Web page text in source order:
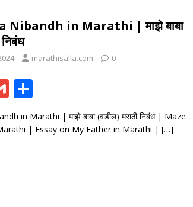
Nibandh in Marathi | माझे बाबा
marathisalla.com 0
G
m
ai
h
ar
in Marathi | माझे बाबा (वडील) मराठी निबंध | Maze
| Essay on My Father in Marathi | […]